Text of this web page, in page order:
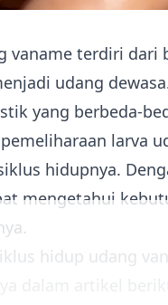
vaname terdiri
udang
yang berbeda-
larva
hidupnya.
mengetahui
hidup udang